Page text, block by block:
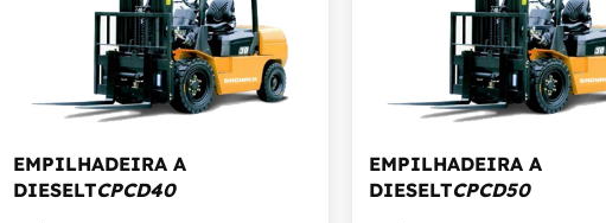
EMPILHADEIRA A
DIESELTCPCD40
EMPILHADEIRA A
DIESELTCPCD50